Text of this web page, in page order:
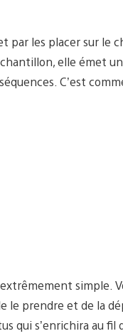
par les placer sur le
elle émet
C’est
simple.
prendre et de la
qui s’enrichira au fil